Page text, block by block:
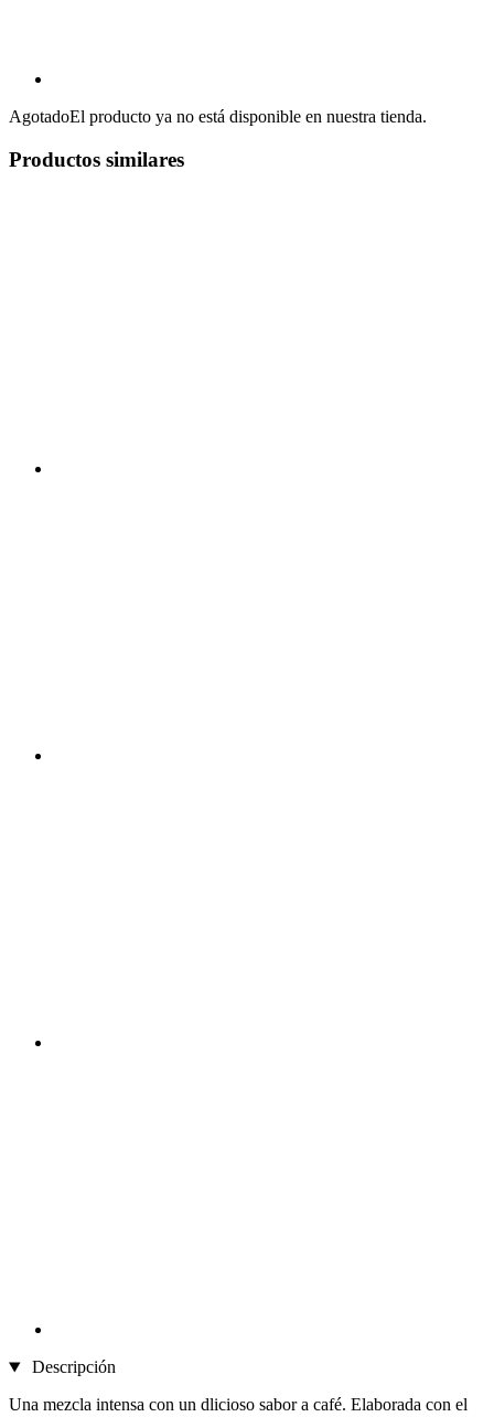
AgotadoEl producto ya no está disponible en nuestra tienda.
Productos similares
Descripción
Una mezcla intensa con un dlicioso sabor a café. Elaborada con el